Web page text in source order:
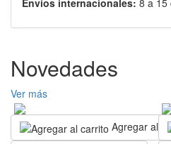
Envíos internacionales: 8 a 15
Novedades
Ver más
Agregar al